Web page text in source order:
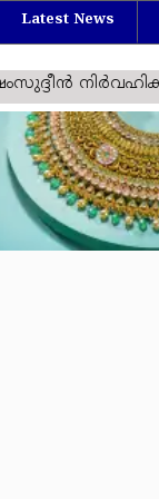
Latest News